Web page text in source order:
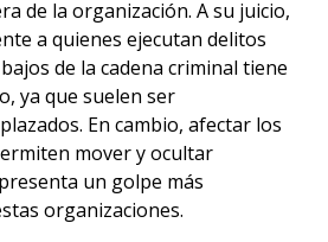
de la organización. A su juicio,
a quienes ejecutan delitos
de la cadena criminal tiene
ya que suelen ser
En cambio, afectar los
mover y ocultar
un golpe más
organizaciones.